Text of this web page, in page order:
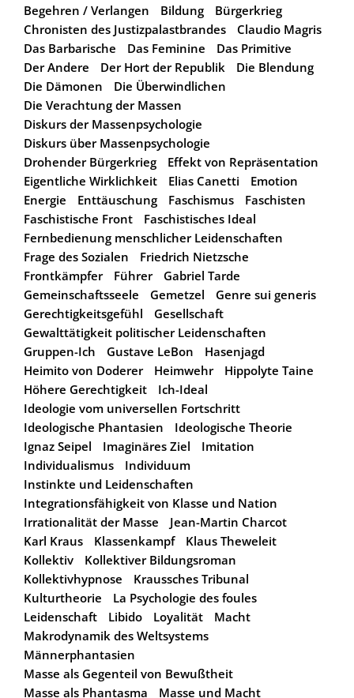
Begehren / Verlangen
Bildung
Bürgerkrieg
Chronisten des Justizpalastbrandes
Claudio Magris
Das Barbarische
Das Feminine
Das Primitive
Der Andere
Der Hort der Republik
Die Blendung
Die Dämonen
Die Überwindlichen
Die Verachtung der Massen
Diskurs der Massenpsychologie
Diskurs über Massenpsychologie
Drohender Bürgerkrieg
Effekt von Repräsentation
Eigentliche Wirklichkeit
Elias Canetti
Emotion
Energie
Enttäuschung Faschismus
Faschisten
Faschistische Front
Faschistisches Ideal
Fernbedienung menschlicher Leidenschaften
Frage des Sozialen
Friedrich Nietzsche
Frontkämpfer
Führer
Gabriel Tarde
Gemeinschaftsseele
Gemetzel
Genre sui generis
Gerechtigkeitsgefühl
Gesellschaft
Gewalttätigkeit politischer Leidenschaften
Gruppen-Ich
Gustave LeBon
Hasenjagd
Heimito von Doderer
Heimwehr
Hippolyte Taine
Höhere Gerechtigkeit
Ich-Ideal
Ideologie vom universellen Fortschritt
Ideologische Phantasien
Ideologische Theorie
Ignaz Seipel
Imaginäres Ziel
Imitation
Individualismus
Individuum
Instinkte und Leidenschaften
Integrationsfähigkeit von Klasse und Nation
Irrationalität der Masse
Jean-Martin Charcot
Karl Kraus
Klassenkampf
Klaus Theweleit
Kollektiv
Kollektiver Bildungsroman
Kollektivhypnose
Kraussches Tribunal
Kulturtheorie
La Psychologie des foules
Leidenschaft
Libido Loyalität
Macht
Makrodynamik des Weltsystems
Männerphantasien
Masse als Gegenteil von Bewußtheit
Masse als Phantasma
Masse und Macht